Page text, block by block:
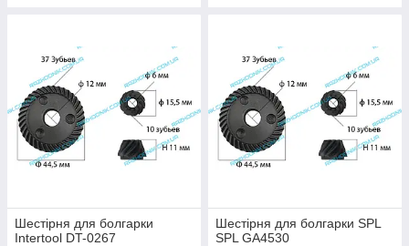
Шестірня для болгарки
Intertool DT-0267
Шестірня для болгарки SPL
SPL GA4530